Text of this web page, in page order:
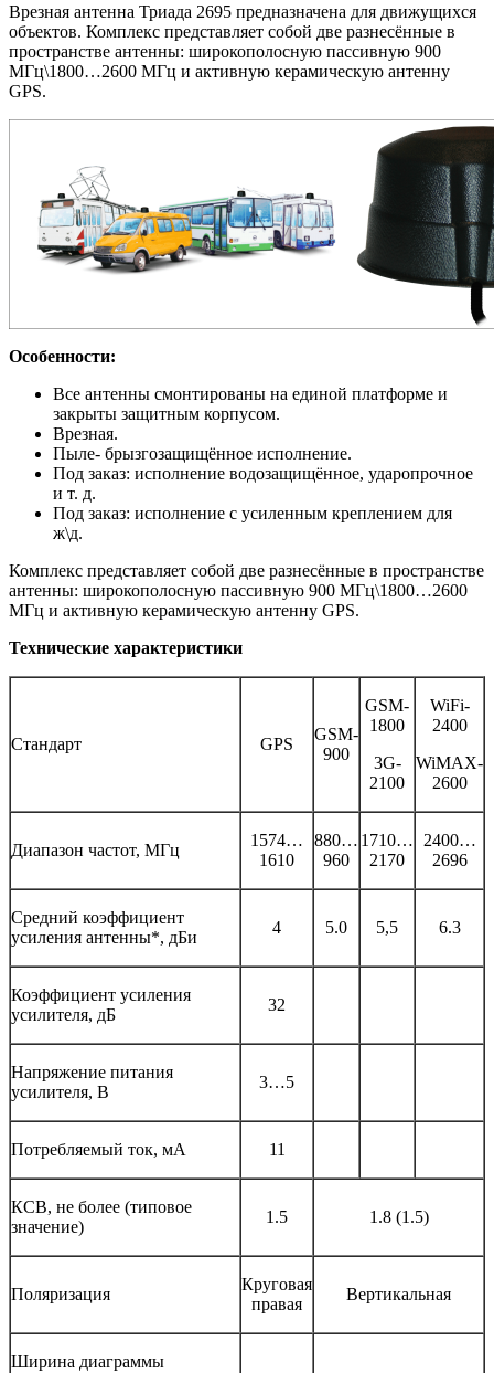
Врезная антенна Триада 2695 предназначена для движущихся
объектов. Комплекс представляет собой две разнесённые в
пространстве антенны: широкополосную пассивную 900
МГц\1800…2600 МГц и активную керамическую антенну
GPS.
Особенности:
Все антенны смонтированы на единой платформе и
закрыты защитным корпусом.
Врезная.
Пыле- брызгозащищённое исполнение.
Под заказ: исполнение водозащищённое, ударопрочное
и т. д.
Под заказ: исполнение с усиленным креплением для
ж\д.
Комплекс представляет собой две разнесённые в пространстве
антенны: широкополосную пассивную 900 МГц\1800…2600
МГц и активную керамическую антенну GPS.
Технические характеристики
Стандарт GPS
GSM-
900
GSM-
1800
3G-
2100
WiFi-
2400
WiMAX-
2600
Диапазон частот, МГц
1574…
1610
880…
960
1710…
2170
2400…
2696
Средний коэффициент
усиления антенны*, дБи
4 5.0 5,5 6.3
Коэффициент усиления
усилителя, дБ
32
Напряжение питания
усилителя, В
3…5
Потребляемый ток, мА 11
КСВ, не более (типовое
значение)
1.5 1.8 (1.5)
Поляризация
Круговая
правая
Вертикальная
Ширина диаграммы